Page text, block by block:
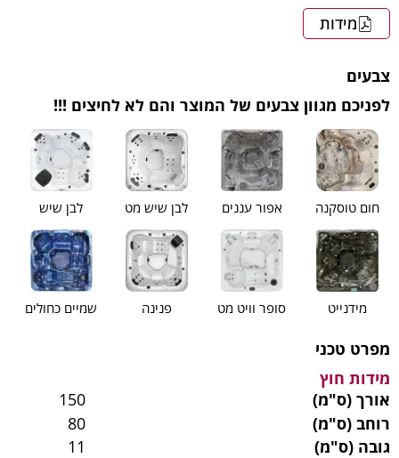
צבעים
לפניכם מגוון צבעים של המוצר והם לא לחיצים !!!
חום טוסקנה אפור עננים לבן שיש מט לבן שיש
מידנייט סופר וויט מט פנינה שמיים כחולים
מפרט טכני
מידות חוץ
אורך (ס"מ)
150
רוחב (ס"מ)
80
גובה (ס"מ)
11
מידות